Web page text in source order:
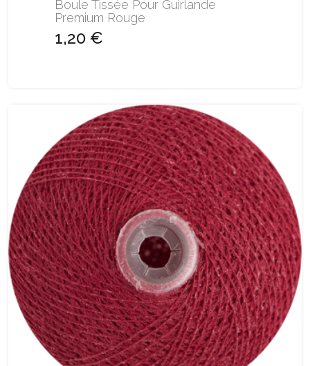
Boule Tissée Pour Guirlande
Premium Rouge
1,20 €